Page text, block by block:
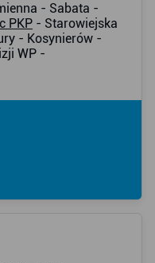
- Sabata -
PKP - Starowiejska
- Kosynierów -
WP -